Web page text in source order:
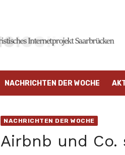
NACHRICHTEN DER WOCHE
NACHRICHTEN DER WOCHE
Airbnb und